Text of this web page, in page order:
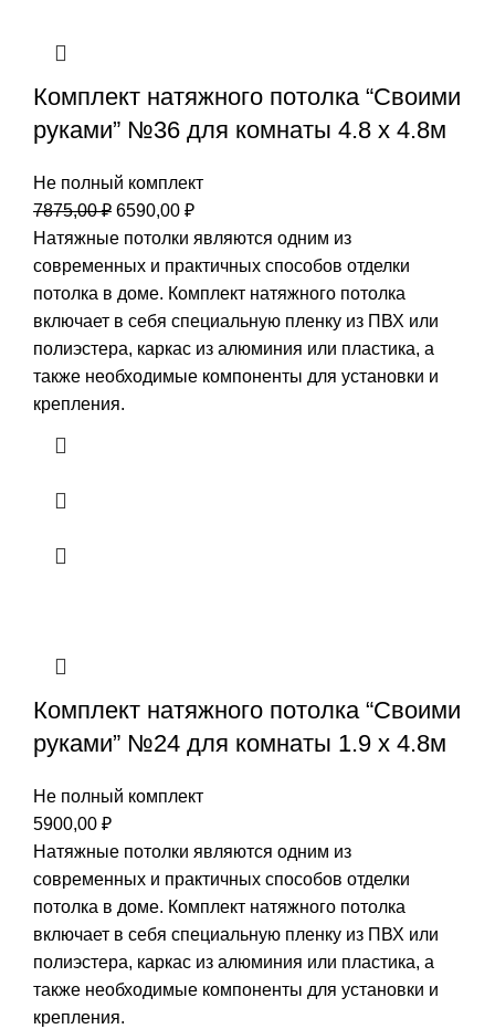
Комплект натяжного потолка “Своими
руками” №36 для комнаты 4.8 х 4.8м
Не полный комплект
7875,00₽ Первоначальная
цена
составляла
7875,00 ₽.
6590,00 ₽Текущая
цена:
6590,00 ₽.
Натяжные потолки являются одним из
современных и практичных способов отделки
потолка в доме. Комплект натяжного потолка
включает в себя специальную пленку из ПВХ или
полиэстера, каркас из алюминия или пластика, а
также необходимые компоненты для установки и
крепления.
Комплект натяжного потолка “Своими
руками” №24 для комнаты 1.9 х 4.8м
Не полный комплект
5900,00 ₽
Натяжные потолки являются одним из
современных и практичных способов отделки
потолка в доме. Комплект натяжного потолка
включает в себя специальную пленку из ПВХ или
полиэстера, каркас из алюминия или пластика, а
также необходимые компоненты для установки и
крепления.